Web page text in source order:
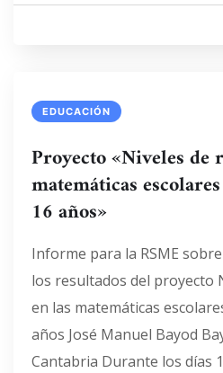
EDUCACIÓN
Proyecto «Niveles de
matemáticas
16 años»
Informe para la RSME
los resultados del proyecto
en las matemáticas
años José Manuel Bayod
Cantabria Durante los días